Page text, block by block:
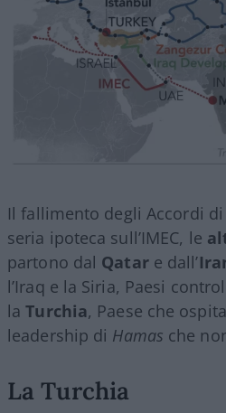
Il fallimento degli Accordi
seria ipoteca sull’IMEC, le
partono dal Qatare dall’
l’Iraq e la Siria, Paesi
laTurchia, Paese che
leadership di Hamas che
La Turchia